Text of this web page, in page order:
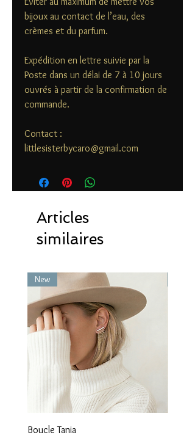
bijoux au contact de l’eau, des
crèmes et du parfum.
Expédition en lettre suivie par la
Poste dans un délai de 7 à 10 jours
ouvrés à partir de la confirmation de
commande.
Contact :
littlesisterbycaro@gmail.com
Articles
similaires
New
Boucle Tania